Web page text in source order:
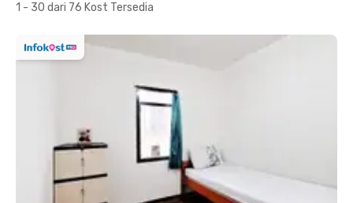
1 - 30 dari 76 Kost Tersedia